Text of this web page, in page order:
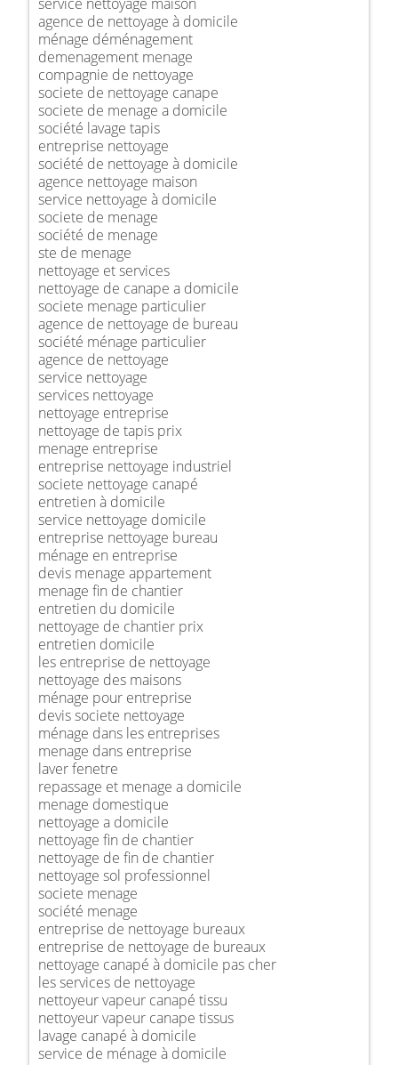
agence de nettoyage à domicile
ménage déménagement
demenagement menage
compagnie de nettoyage
societe de nettoyage canape
societe de menage a domicile
société lavage tapis
entreprise nettoyage
société de nettoyage à domicile
agence nettoyage maison
service nettoyage à domicile
societe de menage
société de menage
ste de menage
nettoyage et services
nettoyage de canape a domicile
societe menage particulier
agence de nettoyage de bureau
société ménage particulier
agence de nettoyage
service nettoyage
services nettoyage
nettoyage entreprise
nettoyage de tapis prix
menage entreprise
entreprise nettoyage industriel
societe nettoyage canapé
entretien à domicile
service nettoyage domicile
entreprise nettoyage bureau
ménage en entreprise
devis menage appartement
menage fin de chantier
entretien du domicile
nettoyage de chantier prix
entretien domicile
les entreprise de nettoyage
nettoyage des maisons
ménage pour entreprise
devis societe nettoyage
ménage dans les entreprises
menage dans entreprise
laver fenetre
repassage et menage a domicile
menage domestique
nettoyage a domicile
nettoyage fin de chantier
nettoyage de fin de chantier
nettoyage sol professionnel
societe menage
société menage
entreprise de nettoyage bureaux
entreprise de nettoyage de bureaux
nettoyage canapé à domicile pas cher
les services de nettoyage
nettoyeur vapeur canapé tissu
nettoyeur vapeur canape tissus
lavage canapé à domicile
service de ménage à domicile